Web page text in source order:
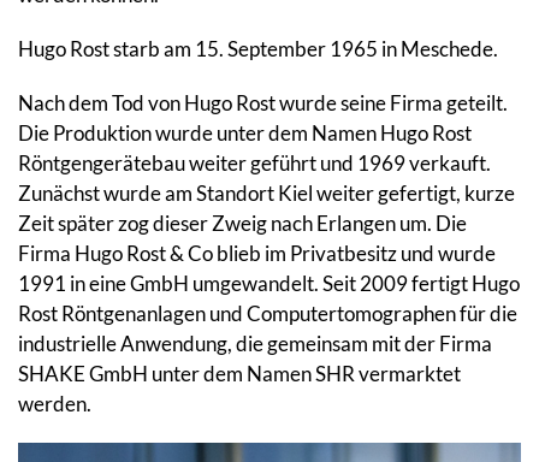
Hugo Rost starb am 15. September 1965 in Meschede.
Nach dem Tod von Hugo Rost wurde seine Firma geteilt.
Die Produktion wurde unter dem Namen Hugo Rost
Röntgengerätebau weiter geführt und 1969 verkauft.
Zunächst wurde am Standort Kiel weiter gefertigt, kurze
Zeit später zog dieser Zweig nach Erlangen um. Die
Firma Hugo Rost & Co blieb im Privatbesitz und wurde
1991 in eine GmbH umgewandelt. Seit 2009 fertigt Hugo
Rost Röntgenanlagen und Computertomographen für die
industrielle Anwendung, die gemeinsam mit der Firma
SHAKE GmbH unter dem Namen SHR vermarktet
werden.